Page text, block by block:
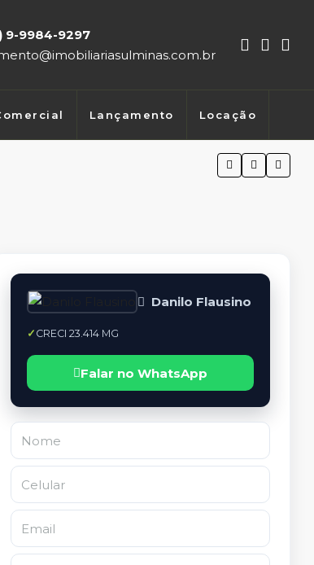
9-9984-9297
Lançamento Locação
Danilo Flausino
CRECI 23.414 MG
Falar no WhatsApp